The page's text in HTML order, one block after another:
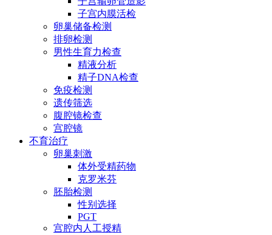
子宫内膜活检
卵巢储备检测
排卵检测
男性生育力检查
精液分析
精子DNA检查
免疫检测
遗传筛选
腹腔镜检查
宫腔镜
不育治疗
卵巢刺激
体外受精药物
克罗米芬
胚胎检测
性别选择
PGT
宫腔内人工授精